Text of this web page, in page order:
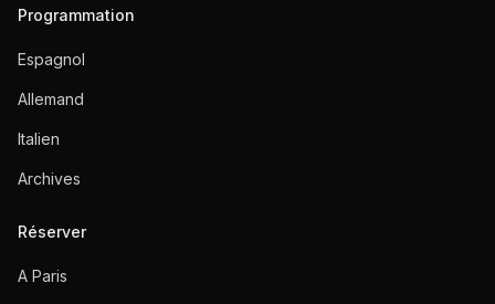
Programmation
Espagnol
Allemand
Italien
Archives
Réserver
A Paris